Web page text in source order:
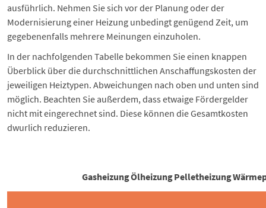
ausführlich. Nehmen Sie sich vor der Planung oder der
Modernisierung einer Heizung unbedingt genügend Zeit, um
gegebenenfalls mehrere Meinungen einzuholen.
In der nachfolgenden Tabelle bekommen Sie einen knappen
Überblick über die durchschnittlichen Anschaffungskosten der
jeweiligen Heiztypen. Abweichungen nach oben und unten sind
möglich. Beachten Sie außerdem, dass etwaige Fördergelder
nicht mit eingerechnet sind. Diese können die Gesamtkosten
dwurlich reduzieren.
GasheizungÖlheizungPelletheizung